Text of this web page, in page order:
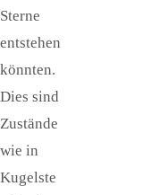
Sterne
entstehen
könnten.
Dies sind
Zustände
wie in
Kugelste